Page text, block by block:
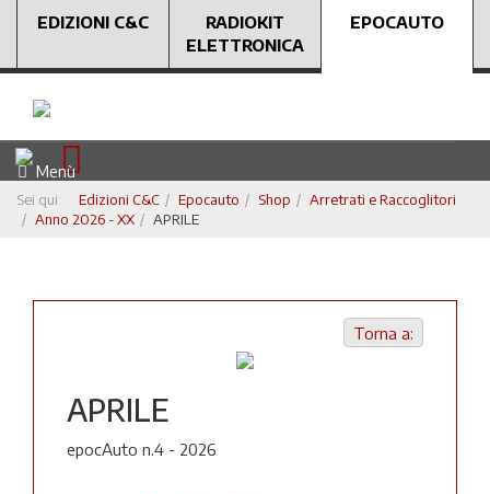
EDIZIONI C&C
RADIOKIT
ELETTRONICA
EPOCAUTO
Menù
Sei qui: Edizioni C&C Epocauto Shop
Arretrati e Raccoglitori
Anno 2026 - XX
APRILE
Torna a:
APRILE
epocAuto n.4 - 2026